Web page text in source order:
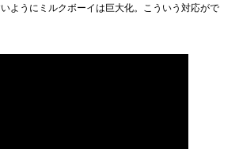
ようにミルクボーイは巨大化。こういう対応がで